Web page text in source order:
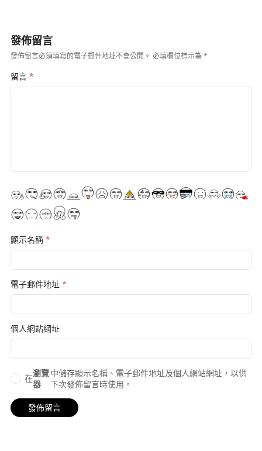
發佈留言
發佈留言必須填寫的電子郵件地址不會公開。 必填欄位標示為*
留言 *
顯示名稱 *
電子郵件地址 *
個人網站網址
在瀏覽
器
中儲存顯示名稱、電子郵件地址及個人網站網址，以供
下次發佈留言時使用。